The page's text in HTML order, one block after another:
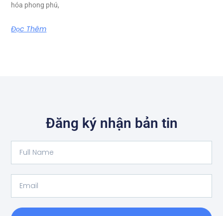
hóa phong phú,
Đọc Thêm
Đăng ký nhận bản tin